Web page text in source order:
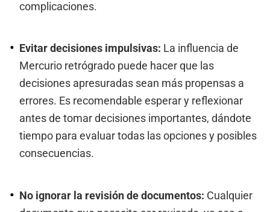
complicaciones.
Evitar decisiones impulsivas: La influencia de
Mercurio retrógrado puede hacer que las
decisiones apresuradas sean más propensas a
errores. Es recomendable esperar y reflexionar
antes de tomar decisiones importantes, dándote
tiempo para evaluar todas las opciones y posibles
consecuencias.
No ignorar la revisión de documentos: Cualquier